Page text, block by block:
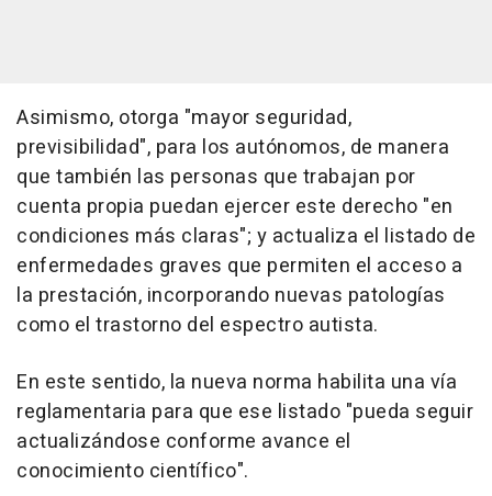
Asimismo, otorga "mayor seguridad,
previsibilidad", para los autónomos, de manera
que también las personas que trabajan por
cuenta propia puedan ejercer este derecho "en
condiciones más claras"; y actualiza el listado de
enfermedades graves que permiten el acceso a
la prestación, incorporando nuevas patologías
como el trastorno del espectro autista.
En este sentido, la nueva norma habilita una vía
reglamentaria para que ese listado "pueda seguir
actualizándose conforme avance el
conocimiento científico".